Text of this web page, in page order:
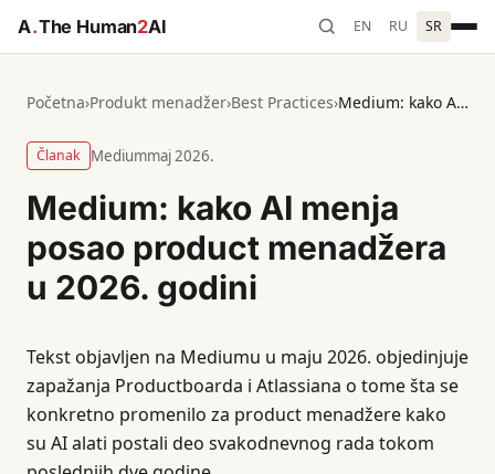
A.The Human2AI EN RU SR
Početna›Produkt menadžer›Best Practices› Medium: kako AI menja posao product menadžera u 2026. godini
Članak Mediummaj 2026.
Medium: kako AI menja
posao product menadžera
u 2026. godini
Tekst objavljen na Mediumu u maju 2026. objedinjuje
zapažanja Productboarda i Atlassiana o tome šta se
konkretno promenilo za product menadžere kako
su AI alati postali deo svakodnevnog rada tokom